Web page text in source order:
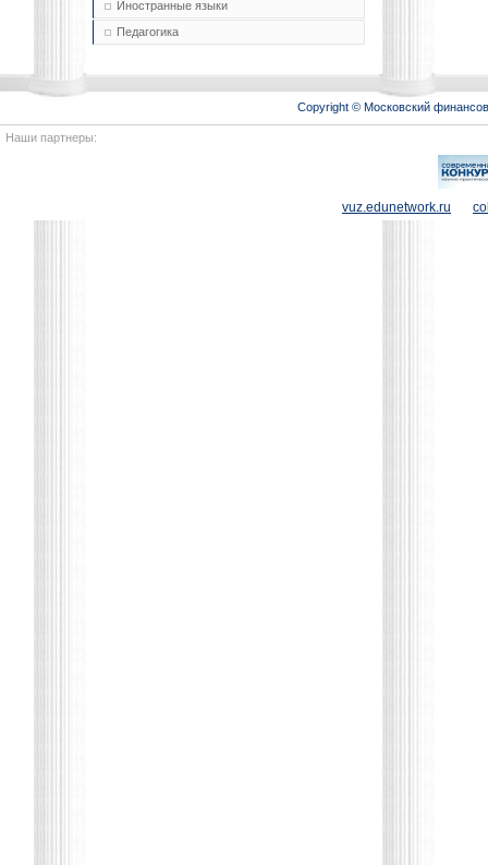
Иностранные языки
Педагогика
Copyright © Московский
Наши партнеры:
vuz.edunetwork.ru